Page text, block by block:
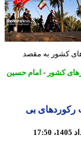
نفر از مرزهای کشور به مقصد
کشور-امام حسین
رکوردهای بی